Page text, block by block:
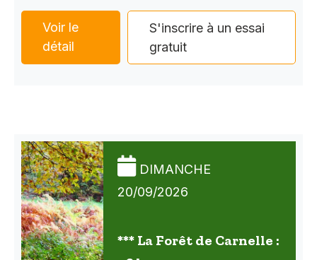
Voir le
détail
S'inscrire à un essai
gratuit
DIMANCHE
20/09/2026
*** La Forêt de Carnelle :